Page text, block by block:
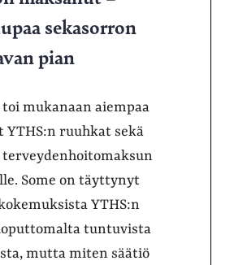
sekasorron
pian
toi mukanaan aiempaa
YTHS:n ruuhkat sekä
Some on täyttynyt
YTHS:n
tuntuvista
mutta miten säätiö